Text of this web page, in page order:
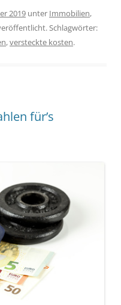
2019 unter Immobilien,
Schlagwörter:
,versteckte kosten.
für’s